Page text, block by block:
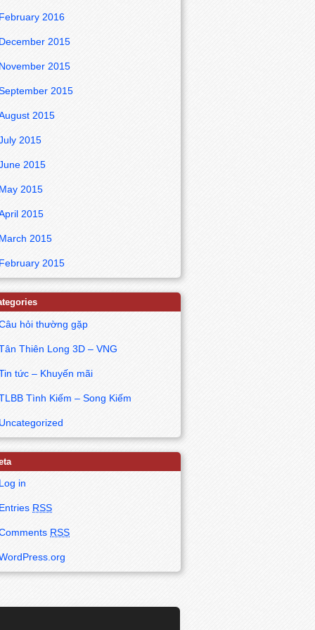
2016
2015
2015
2015
2015
2015
2015
2015
2015
2015
2015
hỏi thường gặp
Thiên Long 3D – VNG
tức – Khuyến mãi
Tình Kiếm – Song Kiếm
in
RSS
RSS